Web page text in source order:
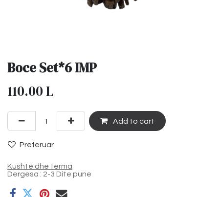
Boce Set*6 IMP
110.00L
Add to cart
Preferuar
Kushte dhe terma
Dergesa : 2-3 Dite pune